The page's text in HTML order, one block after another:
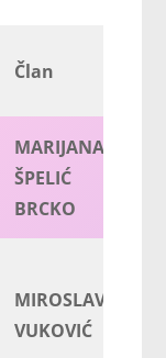
Član
MARIJANA
ŠPELIĆ
BRCKO
MIROSLAV
VUKOVIĆ